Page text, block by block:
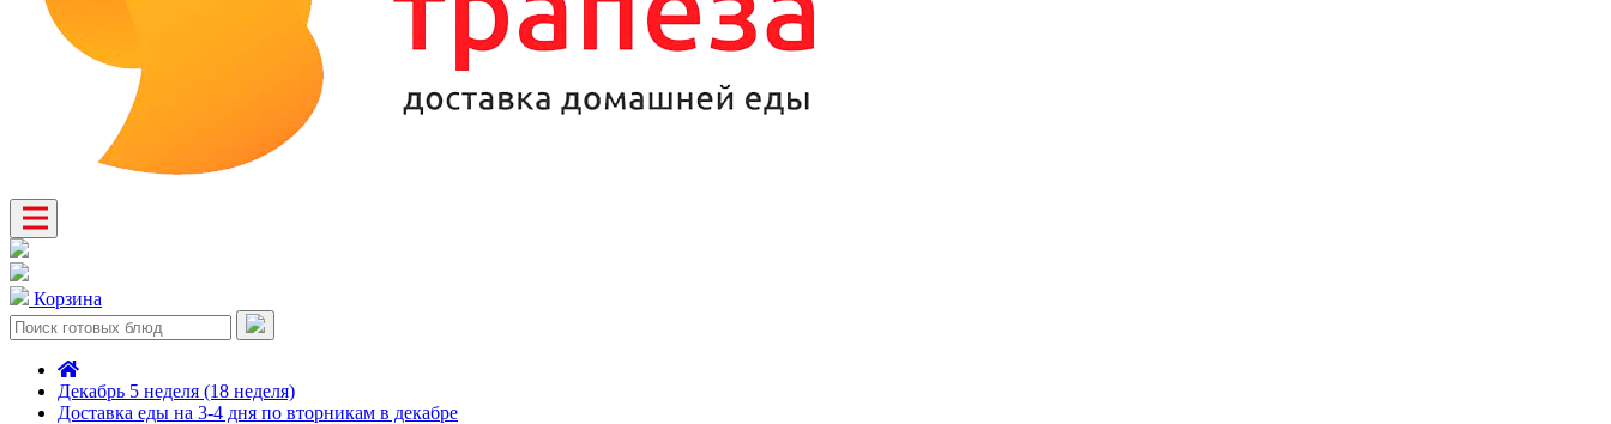
Корзина
Декабрь 5 неделя (18 неделя)
Доставка еды на 3-4 дня по вторникам в декабре